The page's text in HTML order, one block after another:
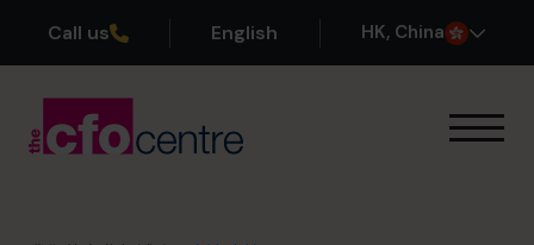
Call us English HK, China